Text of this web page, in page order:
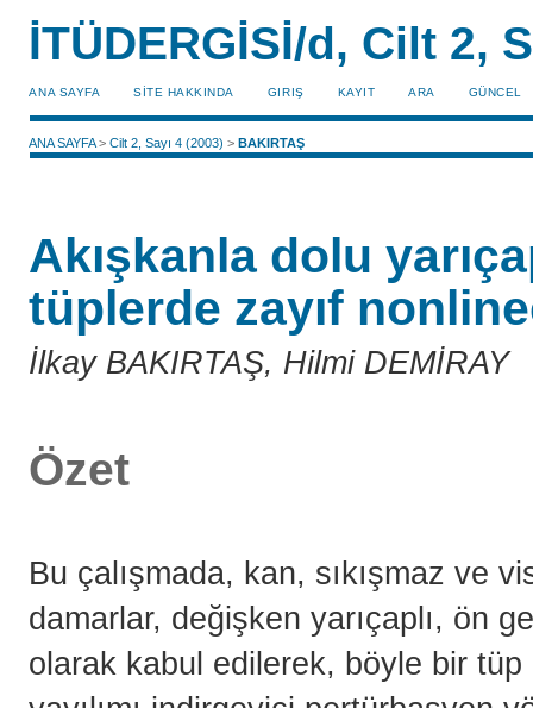
İTÜDERGİSİ/d, Cilt 2,
ANA SAYFA SİTE HAKKINDA GIRIŞ KAYIT ARA GÜNCEL
ANA SAYFA>Cilt 2, Sayı 4 (2003) >BAKIRTAŞ
Akışkanla dolu
tüplerde zayıf
İlkay BAKIRTAŞ, Hilmi DEMİRAY
Özet
Bu çalışmada, kan, sıkışmaz ve
damarlar, değişken yarıçaplı, ön
olarak kabul edilerek, böyle bir tüp